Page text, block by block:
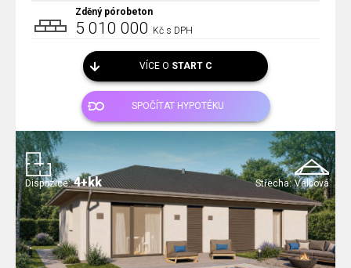
Zděný pórobeton
5 010 000 Kč s DPH
VÍCE O START C
SPOČÍTAT HYPOTÉKU
Střecha: Valbová
Dispozice: 4+kk